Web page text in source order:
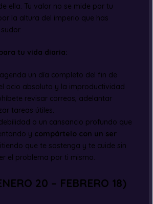
ella. Tu valor no se mide por tu
la altura del imperio que has
tu vida diaria:
un día completo del fin de
ocio absoluto y la improductividad
revisar correos, adelantar
tareas útiles.
o un cansancio profundo que
y compártelo con un ser
que te sostenga y te cuide sin
el problema por ti mismo.
20 – FEBRERO 18)